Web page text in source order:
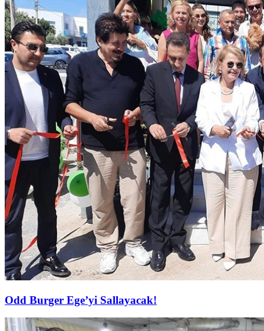
Odd Burger Ege’yi Sallayacak!